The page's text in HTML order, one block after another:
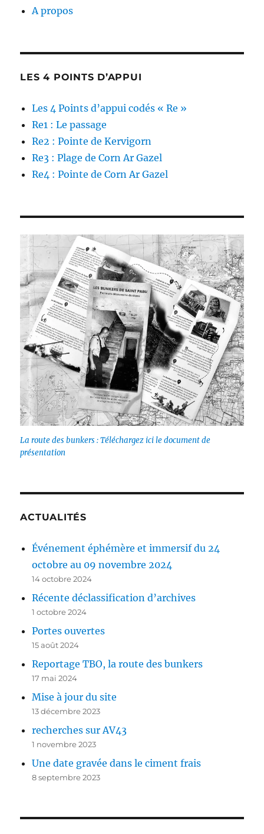
A propos
LES 4 POINTS D’APPUI
Les 4 Points d’appui codés « Re »
Re1 : Le passage
Re2 : Pointe de Kervigorn
Re3 : Plage de Corn Ar Gazel
Re4 : Pointe de Corn Ar Gazel
La route des bunkers : Téléchargez ici le document de
présentation
ACTUALITÉS
Événement éphémère et immersif du 24
octobre au 09 novembre 2024
14 octobre 2024
Récente déclassification d’archives
1 octobre 2024
Portes ouvertes
15 août 2024
Reportage TBO, la route des bunkers
17 mai 2024
Mise à jour du site
13 décembre 2023
recherches sur AV43
1 novembre 2023
Une date gravée dans le ciment frais
8 septembre 2023